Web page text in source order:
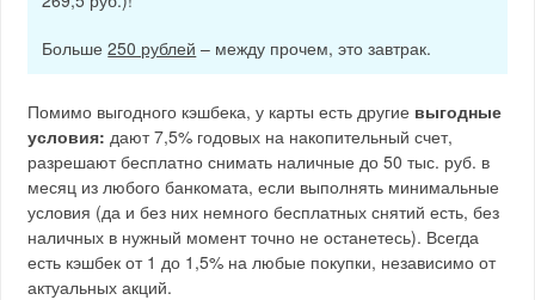
Больше250 рублей – между прочем, это завтрак.
Помимо выгодного кэшбека, у карты есть другие выгодные
условия: дают 7,5% годовых на накопительный счет,
разрешают бесплатно снимать наличные до 50 тыс. руб. в
месяц из любого банкомата, если выполнять минимальные
условия (да и без них немного бесплатных снятий есть, без
наличных в нужный момент точно не останетесь). Всегда
есть кэшбек от 1 до 1,5% на любые покупки, независимо от
актуальных акций.